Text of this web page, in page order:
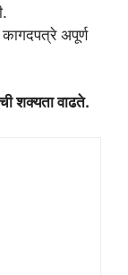
कागदपत्रे अपूर्ण
शक्यता वाढते.